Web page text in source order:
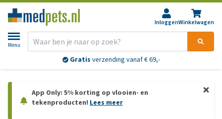
InloggenWinkelwagen
Menu
Gratis verzending vanaf € 69,-
App Only: 5% korting op vlooien- en
tekenproducten! Lees meer